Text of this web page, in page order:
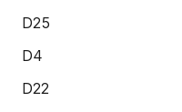
D25
D4
D22